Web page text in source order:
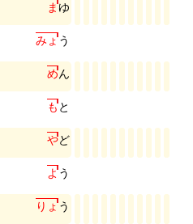
まゆ
み ょう
めん
もと
やど
よう
り ょう